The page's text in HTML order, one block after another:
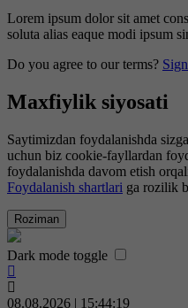
Lorem ipsum dolor sit amet
soluta alias eaque modi ipsum
Do you agree to our terms?
Maxfiylik siyosati
Saytimizdan foydalanishda
uchun biz cookie-fayllardan
foydalanishda davom etish
Foydalanish shartlari ga rozilik
Roziman
Dark mode toggle
08.08.2026 | 15:44:20